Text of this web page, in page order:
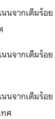
นจากเต็มร้อ
นจากเต็มร้อ
นจากเต็มร้อ
ศ